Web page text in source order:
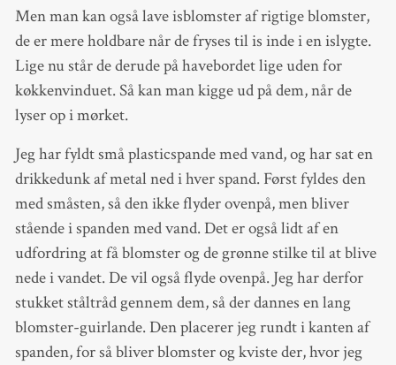
Men man kan også lave isblomster af rigtige blomster,
de er mere holdbare når de fryses til is inde i en islygte.
Lige nu står de derude på havebordet lige uden for
køkkenvinduet. Så kan man kigge ud på dem, når de
lyser op i mørket.
Jeg har fyldt små plasticspande med vand, og har sat en
drikkedunk af metal ned i hver spand. Først fyldes den
med småsten, så den ikke flyder ovenpå, men bliver
stående i spanden med vand. Det er også lidt af en
udfordring at få blomster og de grønne stilke til at blive
nede i vandet. De vil også flyde ovenpå. Jeg har derfor
stukket ståltråd gennem dem, så der dannes en lang
blomster-guirlande. Den placerer jeg rundt i kanten af
spanden, for så bliver blomster og kviste der, hvor jeg